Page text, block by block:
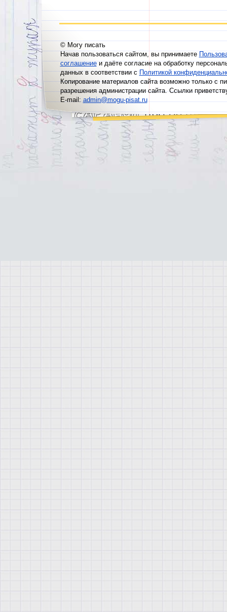
© Могу писать
Начав пользоваться сайтом, вы принимаете
соглашениеи даёте согласие на обработку
данных в соответствии сПолитикой
Копирование материалов сайта возможно только с
разрешения администрации сайта. Ссылки
E-mail:admin@mogu-pisat.ru